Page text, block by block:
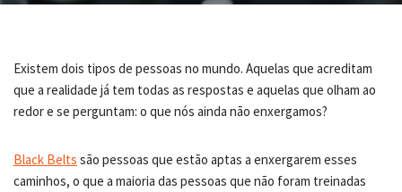
Existem dois tipos de pessoas no mundo. Aquelas que acreditam
que a realidade já tem todas as respostas e aquelas que olham ao
redor e se perguntam: o que nós ainda não enxergamos?
Black Belts são pessoas que estão aptas a enxergarem esses
caminhos, o que a maioria das pessoas que não foram treinadas